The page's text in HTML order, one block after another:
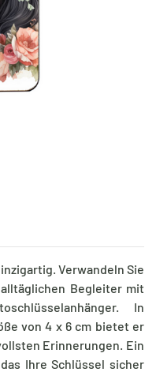
Verwandeln Sie
Begleiter mit
In
von 4 x 6 cm bietet er
Erinnerungen. Ein
Ihre Schlüssel sicher